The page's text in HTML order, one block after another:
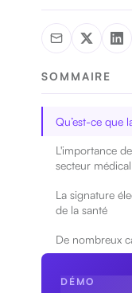
SOMMAIRE
Qu’est-ce que
L'importance
secteur médical
La signature
de la santé
De nombreux
DÉMO